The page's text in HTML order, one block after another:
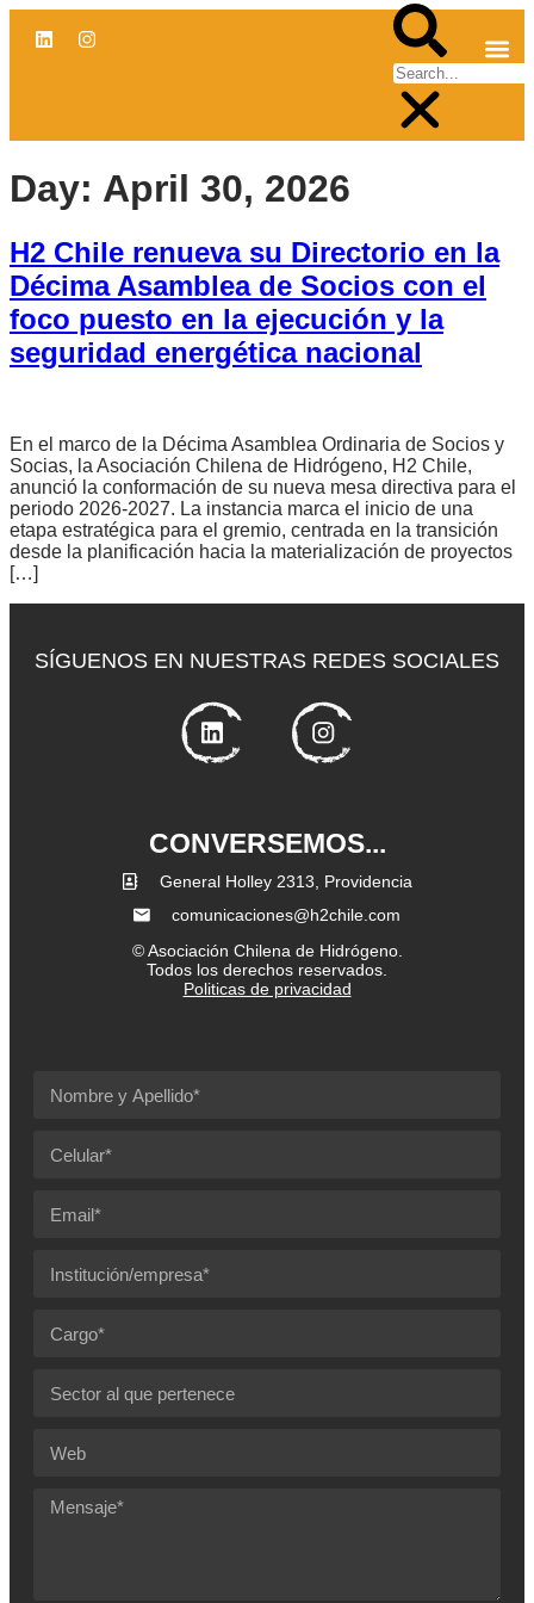
Day: April 30, 2026
H2 Chile renueva su Directorio en la
Décima Asamblea de Socios con el
foco puesto en la ejecución y la
seguridad energética nacional
En el marco de la Décima Asamblea Ordinaria de Socios y
Socias, la Asociación Chilena de Hidrógeno, H2 Chile,
anunció la conformación de su nueva mesa directiva para el
periodo 2026-2027. La instancia marca el inicio de una
etapa estratégica para el gremio, centrada en la transición
desde la planificación hacia la materialización de proyectos
[…]
SÍGUENOS EN NUESTRAS REDES SOCIALES
CONVERSEMOS...
General Holley 2313, Providencia
comunicaciones@h2chile.com
© Asociación Chilena de Hidrógeno.
Todos los derechos reservados.
Politicas de privacidad